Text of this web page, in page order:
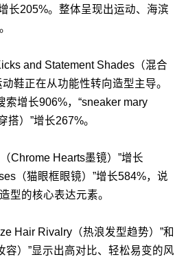
长205%。整体呈现出运动、海滨
and Statement Shades（混合
鞋正在从功能性转向造型主导。
索增长906%，“sneaker mary
）”增长267%。
Chrome Hearts墨镜）”增长
（猫眼框眼镜）”增长584%，说
型的核心表达元素。
Hair Rivalry（热浪发型趋势）”和
容）”显示出高对比、轻松易变的风